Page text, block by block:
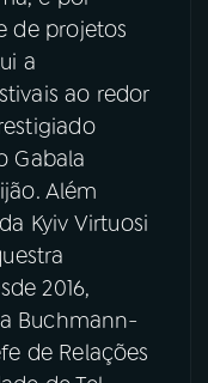
de projetos
a
ao redor
Gabala
Além
Kyiv Virtuosi
2016,
Buchmann-
de Relações